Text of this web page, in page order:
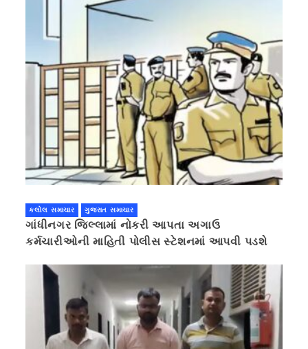
કલોલ સમાચાર ગુજરાત સમાચાર
ગાંધીનગર જિલ્લામાં નોકરી આપતા અગાઉ
કર્મચારીઓની માહિતી પોલીસ સ્ટેશનમાં આપવી પડશે